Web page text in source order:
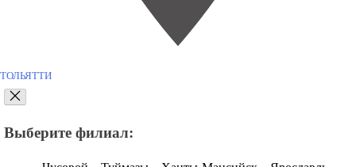
ТОЛЬЯТТИ
Выберите филиал: